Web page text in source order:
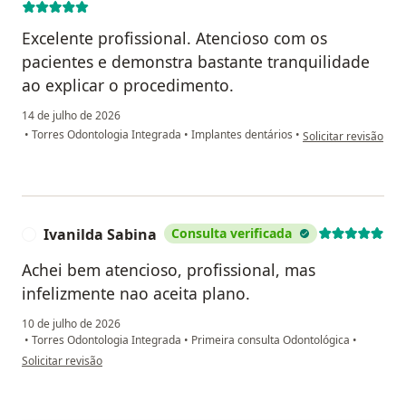
Excelente profissional. Atencioso com os
pacientes e demonstra bastante tranquilidade
ao explicar o procedimento.
14 de julho de 2026
• Torres Odontologia Integrada • Implantes dentários • na opinião do
Solicitar revisão
Ivanilda Sabina Consulta verificada
Achei bem atencioso, profissional, mas
infelizmente nao aceita plano.
10 de julho de 2026
• Torres Odontologia Integrada • Primeira consulta Odontológica •
na opinião do utilizador Ivanilda Sabina
Solicitar revisão